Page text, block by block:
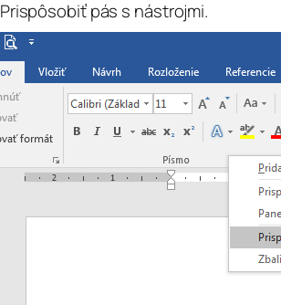
Prispôsobiť pás s nástrojmi.